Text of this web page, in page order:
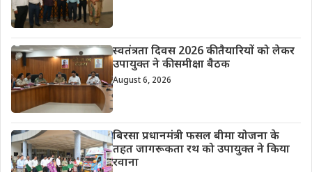
स्वतंत्रता दिवस 2026 की तैयारियों को लेकर
उपायुक्त ने की समीक्षा बैठक
August 6, 2026
बिरसा प्रधानमंत्री फसल बीमा योजना के
तहत जागरूकता रथ को उपायुक्त ने किया
रवाना